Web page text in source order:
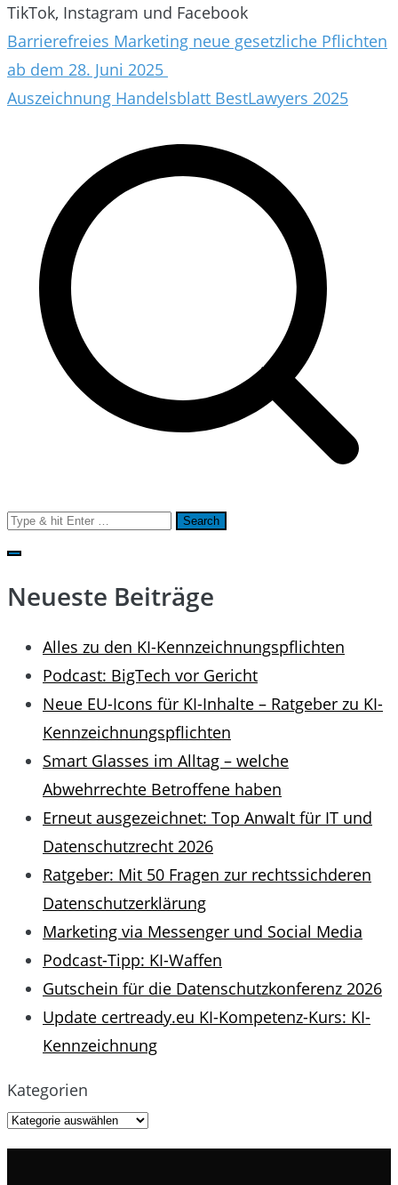
TikTok, Instagram und Facebook
Beitragsnavigation
Barrierefreies Marketing neue gesetzliche Pflichten
ab dem 28. Juni 2025
Auszeichnung Handelsblatt BestLawyers 2025
Search
for:
Neueste Beiträge
Alles zu den KI-Kennzeichnungspflichten
Podcast: BigTech vor Gericht
Neue EU-Icons für KI-Inhalte – Ratgeber zu KI-
Kennzeichnungspflichten
Smart Glasses im Alltag – welche
Abwehrrechte Betroffene haben
Erneut ausgezeichnet: Top Anwalt für IT und
Datenschutzrecht 2026
Ratgeber: Mit 50 Fragen zur rechtssichderen
Datenschutzerklärung
Marketing via Messenger und Social Media
Podcast-Tipp: KI-Waffen
Gutschein für die Datenschutzkonferenz 2026
Update certready.eu KI-Kompetenz-Kurs: KI-
Kennzeichnung
Kategorien